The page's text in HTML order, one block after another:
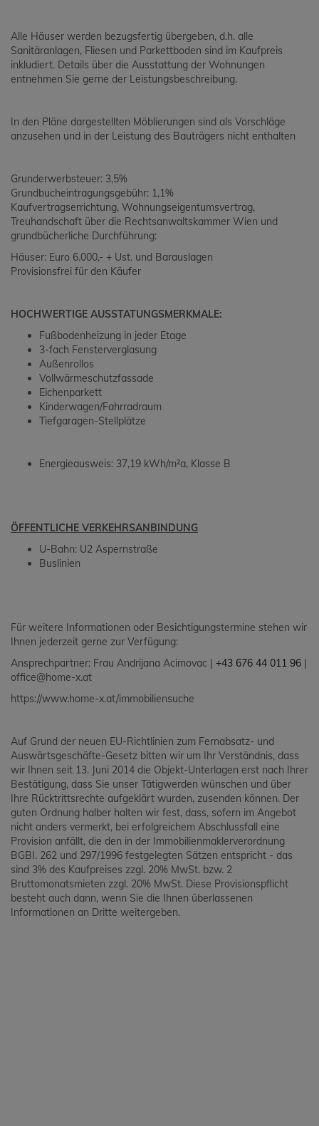
Alle Häuser werden bezugsfertig übergeben, d.h. alle
Sanitäranlagen, Fliesen und Parkettboden sind im Kaufpreis
inkludiert. Details über die Ausstattung der Wohnungen
entnehmen Sie gerne der Leistungsbeschreibung.
In den Pläne dargestellten Möblierungen sind als Vorschläge
anzusehen und in der Leistung des Bauträgers nicht enthalten
Grunderwerbsteuer: 3,5%
Grundbucheintragungsgebühr: 1,1%
Kaufvertragserrichtung, Wohnungseigentumsvertrag,
Treuhandschaft über die Rechtsanwaltskammer Wien und
grundbücherliche Durchführung:
Häuser: Euro 6.000,- + Ust. und Barauslagen
Provisionsfrei für den Käufer
HOCHWERTIGE AUSSTATUNGSMERKMALE:
Fußbodenheizung in jeder Etage
3-fach Fensterverglasung
Außenrollos
Vollwärmeschutzfassade
Eichenparkett
Kinderwagen/Fahrradraum
Tiefgaragen-Stellplätze
Energieausweis: 37,19 kWh/m²a, Klasse B
ÖFFENTLICHE VERKEHRSANBINDUNG
U-Bahn: U2 Aspernstraße
Buslinien
Für weitere Informationen oder Besichtigungstermine stehen wir
Ihnen jederzeit gerne zur Verfügung:
Ansprechpartner: Frau Andrijana Acimovac | +43 676 44 011 96
office@home-x.at
https://www.home-x.at/immobiliensuche
Auf Grund der neuen EU-Richtlinien zum Fernabsatz- und
Auswärtsgeschäfte-Gesetz bitten wir um Ihr Verständnis, dass
wir Ihnen seit 13. Juni 2014 die Objekt-Unterlagen erst nach Ihrer
Bestätigung, dass Sie unser Tätigwerden wünschen und über
Ihre Rücktrittsrechte aufgeklärt wurden, zusenden können. Der
guten Ordnung halber halten wir fest, dass, sofern im Angebot
nicht anders vermerkt, bei erfolgreichem Abschlussfall eine
Provision anfällt, die den in der Immobilienmaklerverordnung
BGBI. 262 und 297/1996 festgelegten Sätzen entspricht - das
sind 3% des Kaufpreises zzgl. 20% MwSt. bzw. 2
Bruttomonatsmieten zzgl. 20% MwSt. Diese Provisionspflicht
besteht auch dann, wenn Sie die Ihnen überlassenen
Informationen an Dritte weitergeben.